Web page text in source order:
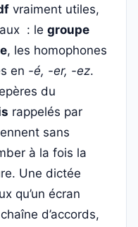
vraiment utiles,
: le groupe
, les homophones
en -é, -er, -ez.
du
rappelés par
sans
à la fois la
Une dictée
qu’un écran
d’accords,